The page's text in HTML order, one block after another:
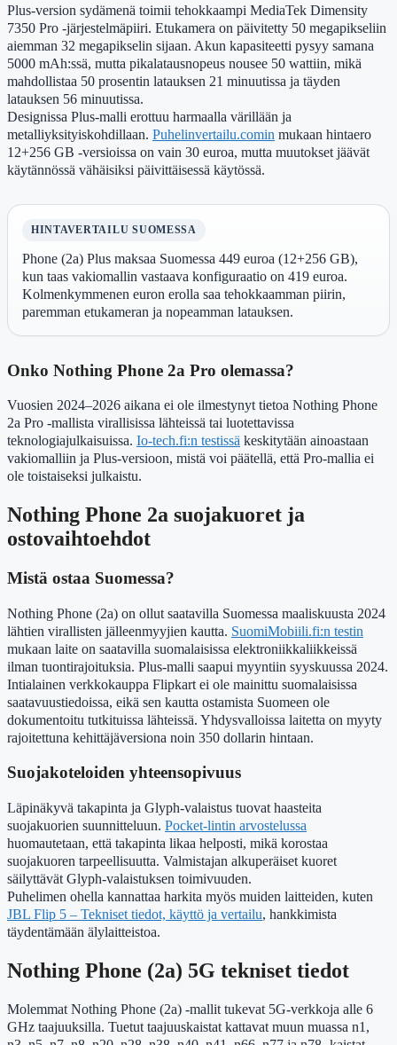
Plus-version sydämenä toimii tehokkaampi MediaTek Dimensity
7350 Pro -järjestelmäpiiri. Etukamera on päivitetty 50 megapikseliin
aiemman 32 megapikselin sijaan. Akun kapasiteetti pysyy samana
5000 mAh:ssä, mutta pikalatausnopeus nousee 50 wattiin, mikä
mahdollistaa 50 prosentin latauksen 21 minuutissa ja täyden
latauksen 56 minuutissa.
Designissa Plus-malli erottuu harmaalla värillään ja
metalliyksityiskohdillaan. Puhelinvertailu.comin mukaan hintaero
12+256 GB -versioissa on vain 30 euroa, mutta muutokset jäävät
käytännössä vähäisiksi päivittäisessä käytössä.
HINTAVERTAILU SUOMESSA
Phone (2a) Plus maksaa Suomessa 449 euroa (12+256 GB),
kun taas vakiomallin vastaava konfiguraatio on 419 euroa.
Kolmenkymmenen euron erolla saa tehokkaamman piirin,
paremman etukameran ja nopeamman latauksen.
Onko Nothing Phone 2a Pro olemassa?
Vuosien 2024–2026 aikana ei ole ilmestynyt tietoa Nothing Phone
2a Pro -mallista virallisissa lähteissä tai luotettavissa
teknologiajulkaisuissa. Io-tech.fi:n testissä keskitytään ainoastaan
vakiomalliin ja Plus-versioon, mistä voi päätellä, että Pro-mallia ei
ole toistaiseksi julkaistu.
Nothing Phone 2a suojakuoret ja
ostovaihtoehdot
Mistä ostaa Suomessa?
Nothing Phone (2a) on ollut saatavilla Suomessa maaliskuusta 2024
lähtien virallisten jälleenmyyjien kautta. SuomiMobiili.fi:n testin
mukaan laite on saatavilla suomalaisissa elektroniikkaliikkeissä
ilman tuontirajoituksia. Plus-malli saapui myyntiin syyskuussa 2024.
Intialainen verkkokauppa Flipkart ei ole mainittu suomalaisissa
saatavuustiedoissa, eikä sen kautta ostamista Suomeen ole
dokumentoitu tutkituissa lähteissä. Yhdysvalloissa laitetta on myyty
rajoitettuna kehittäjäversiona noin 350 dollarin hintaan.
Suojakoteloiden yhteensopivuus
Läpinäkyvä takapinta ja Glyph-valaistus tuovat haasteita
suojakuorien suunnitteluun. Pocket-lintin arvostelussa
huomautetaan, että takapinta likaa helposti, mikä korostaa
suojakuoren tarpeellisuutta. Valmistajan alkuperäiset kuoret
säilyttävät Glyph-valaistuksen toimivuuden.
Puhelimen ohella kannattaa harkita myös muiden laitteiden, kuten
JBL Flip 5 – Tekniset tiedot, käyttö ja vertailu, hankkimista
täydentämään älylaitteistoa.
Nothing Phone (2a) 5G tekniset tiedot
Molemmat Nothing Phone (2a) -mallit tukevat 5G-verkkoja alle 6
GHz taajuuksilla. Tuetut taajuuskaistat kattavat muun muassa n1,